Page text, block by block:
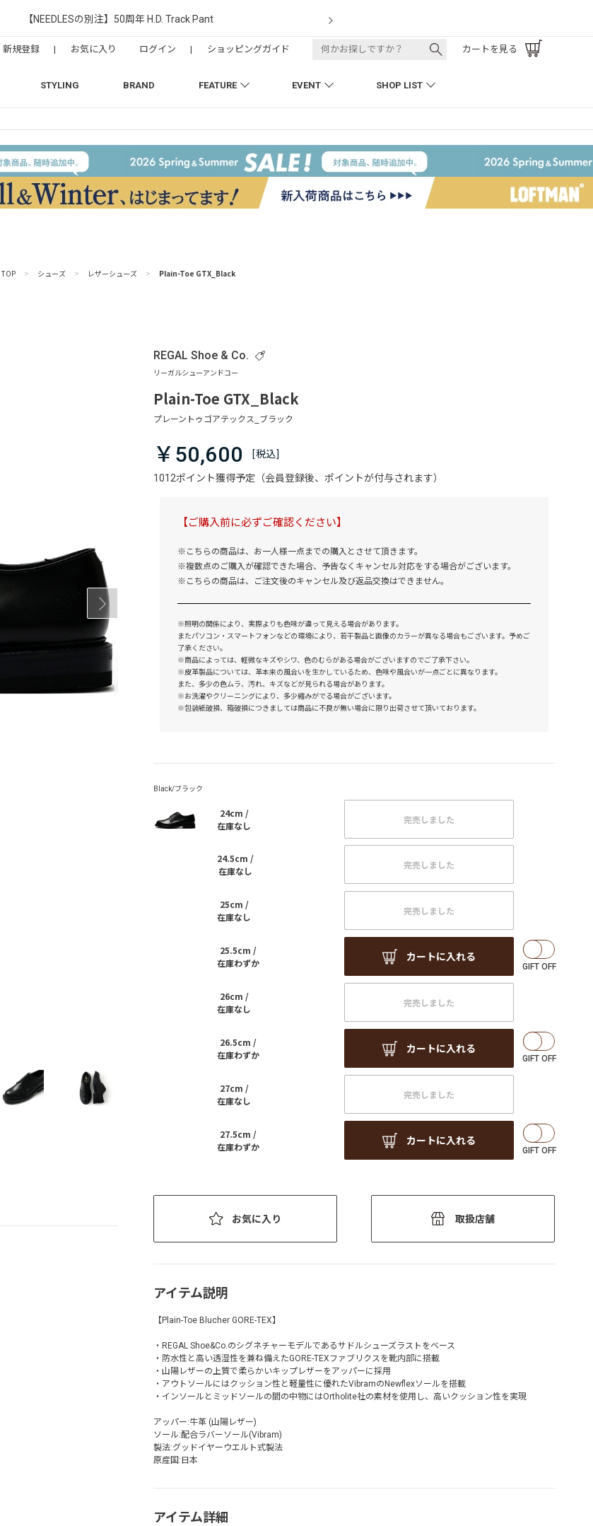
【NEEDLESの別注】50周年 H.D. Track Pant
STYLING BRAND FEATURE EVENT SHOP LIST
新規登録 | お気に入り ログイン | ショッピングガイド カートを見る
TOP > シューズ > レザーシューズ > Plain-Toe GTX_Black
REGAL Shoe & Co.
Plain-Toe GTX_Black
1012ポイント獲得予定（会員登録後、ポイントが付与されます）
￥50,600
【ご購入前に必ずご確認ください】
※こちらの商品は、お一人様一点までの購入とさせて頂きます。
※複数点のご購入が確認できた場合、予告なくキャンセル対応をする場合がございます。
※こちらの商品は、ご注文後のキャンセル及び返品交換はできません。
※照明の関係により、実際よりも色味が違って見える場合があります。
またパソコン・スマートフォンなどの環境により、若干製品と画像のカラーが異なる場合もございます。予めご
了承ください。
※商品によっては、軽微なキズやシワ、色のむらがある場合がございますのでご了承下さい。
※皮革製品については、革本来の風合いを生かしているため、色味や風合いが一点ごとに異なります。
また、多少の色ムラ、汚れ、キズなどが見られる場合があります。
※お洗濯やクリーニングにより、多少縮みがでる場合がございます。
※包装紙破損、箱破損につきましては商品に不良が無い場合に限り出荷させて頂いております。
24cm /
在庫なし
完売しました
24.5cm /
在庫なし
完売しました
25cm /
在庫なし
完売しました
25.5cm /
在庫わずか
カートに入れる
26cm /
在庫なし
完売しました
26.5cm /
在庫わずか
カートに入れる
27cm /
在庫なし
完売しました
27.5cm /
在庫わずか
カートに入れる
お気に入り 取扱店舗
アイテム説明
【Plain-Toe Blucher GORE-TEX】
・REGAL Shoe&Co.のシグネチャーモデルであるサドルシューズラストをベース
・防水性と高い透湿性を兼ね備えたGORE-TEXファブリクスを靴内部に搭載
・山陽レザーの上質で柔らかいキップレザーをアッパーに採用
・アウトソールにはクッション性と軽量性に優れたVibramのNewflexソールを搭載
・インソールとミッドソールの間の中物にはOrtholite社の素材を使用し、高いクッション性を実現
アッパー:牛革 (山陽レザー)
ソール:配合ラバーソール(Vibram)
製法:グッドイヤーウエルト式製法
原産国:日本
アイテム詳細